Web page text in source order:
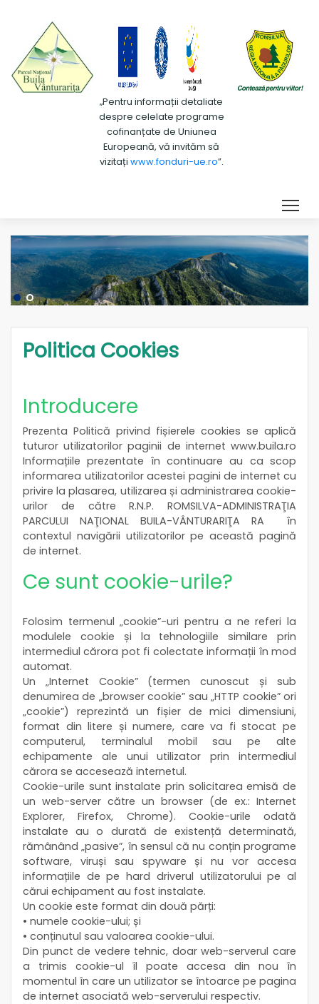
„Pentru informații detaliate
despre celelate programe
cofinanțate de Uniunea
Europeană, vă invităm să
vizitați www.fonduri-ue.ro”.
Politica Cookies
Introducere
Prezenta Politică privind fișierele cookies se aplică
tuturor utilizatorilor paginii de internet www.buila.ro
Informațiile prezentate în continuare au ca scop
informarea utilizatorilor acestei pagini de internet cu
privire la plasarea, utilizarea și administrarea cookie-
urilor de către R.N.P. ROMSILVA-ADMINISTRAŢIA
PARCULUI NAŢIONAL BUILA-VÂNTURARIŢA RA în
contextul navigării utilizatorilor pe această pagină
de internet.
Ce sunt cookie-urile?
Folosim termenul „cookie”-uri pentru a ne referi la
modulele cookie și la tehnologiile similare prin
intermediul cărora pot fi colectate informații în mod
automat.
Un „Internet Cookie” (termen cunoscut și sub
denumirea de „browser cookie” sau „HTTP cookie” ori
„cookie”) reprezintă un fișier de mici dimensiuni,
format din litere și numere, care va fi stocat pe
computerul, terminalul mobil sau pe alte
echipamente ale unui utilizator prin intermediul
cărora se accesează internetul.
Cookie-urile sunt instalate prin solicitarea emisă de
un web-server către un browser (de ex.: Internet
Explorer, Firefox, Chrome). Cookie-urile odată
instalate au o durată de existență determinată,
rămânând „pasive”, în sensul că nu conțin programe
software, viruși sau spyware și nu vor accesa
informațiile de pe hard driverul utilizatorului pe al
cărui echipament au fost instalate.
Un cookie este format din două părți:
• numele cookie-ului; și
• conținutul sau valoarea cookie-ului.
Din punct de vedere tehnic, doar web-serverul care
a trimis cookie-ul îl poate accesa din nou în
momentul în care un utilizator se întoarce pe pagina
de internet asociată web-serverului respectiv.